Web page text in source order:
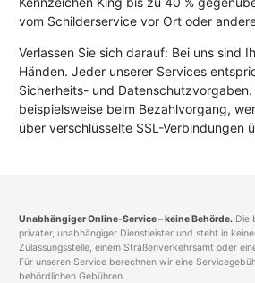
vom Schilderservice vor Ort oder
Verlassen Sie sich darauf: Bei uns sind
Händen. Jeder unserer Services
Sicherheits- und Datenschutzvorgaben.
beispielsweise beim Bezahlvorgang,
über verschlüsselte SSL-Verbindungen
Unabhängiger Online-Service – keine Behörde. Die
privater, unabhängiger Dienstleister und steht in
Zulassungsstelle, einem Straßenverkehrsamt oder
Für unseren Service berechnen wir eine
behördlichen Gebühren.